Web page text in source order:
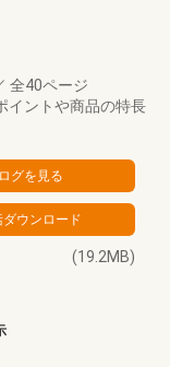
全40ページ
イントや商品の特長
(19.2MB)